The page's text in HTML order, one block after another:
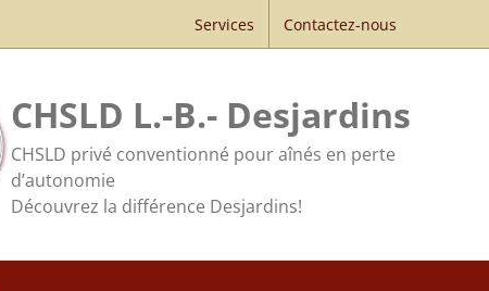
Services Contactez-nous
CHSLD L.-B.- Desjardins
CHSLD privé conventionné pour aînés en perte
d’autonomie
Découvrez la différence Desjardins!